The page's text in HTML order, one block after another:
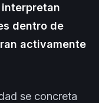
interpretan
dentro de
activamente
se concreta